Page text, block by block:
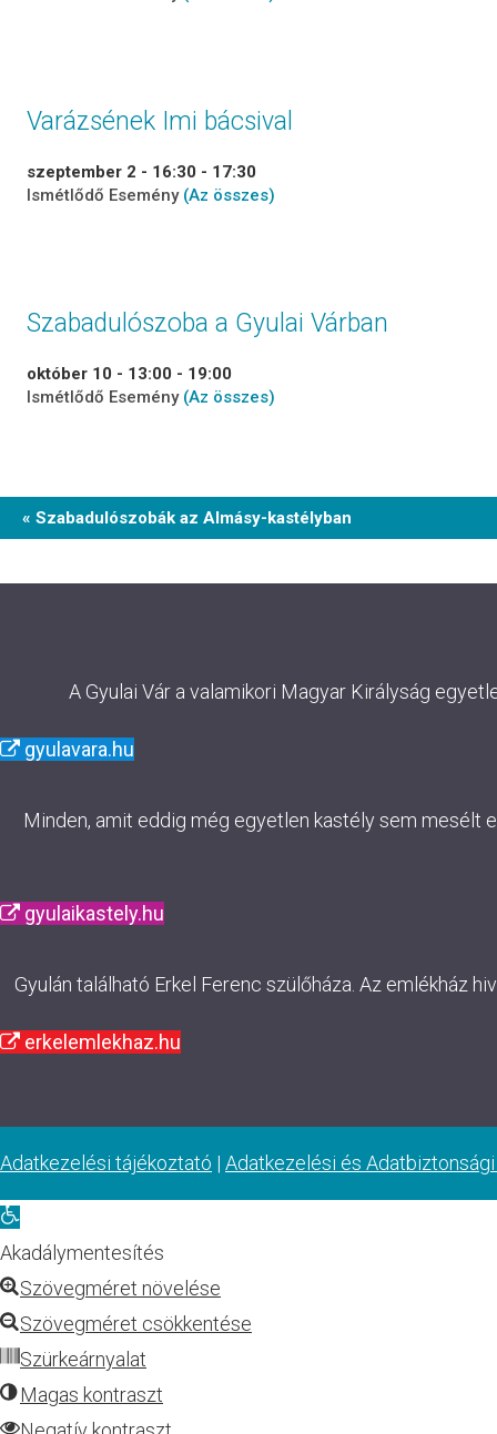
Varázsének Imi bácsival
szeptember 2 - 16:30 - 17:30
Ismétlődő Esemény (Az összes)
Szabadulószoba a Gyulai Várban
október 10 - 13:00 - 19:00
Ismétlődő Esemény (Az összes)
Event
« Szabadulószobák az Almásy-kastélyban
A Gyulai Vár a valamikori Magyar Királyság
gyulavara.hu
Minden, amit eddig még egyetlen kastély sem mesélt
gyulaikastely.hu
Gyulán található Erkel Ferenc szülőháza. Az emlékház
erkelemlekhaz.hu
Adatkezelési tájékoztató | Adatkezelési és
Eszköztár
megnyitása
Akadálymentesítés
Szövegméret növelése
Szövegméret csökkentése
Szürkeárnyalat
Magas kontraszt